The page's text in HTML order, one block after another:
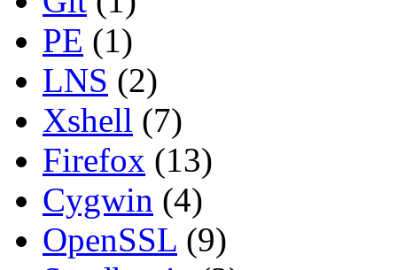
PE (1)
LNS (2)
Xshell (7)
Firefox (13)
Cygwin (4)
OpenSSL (9)